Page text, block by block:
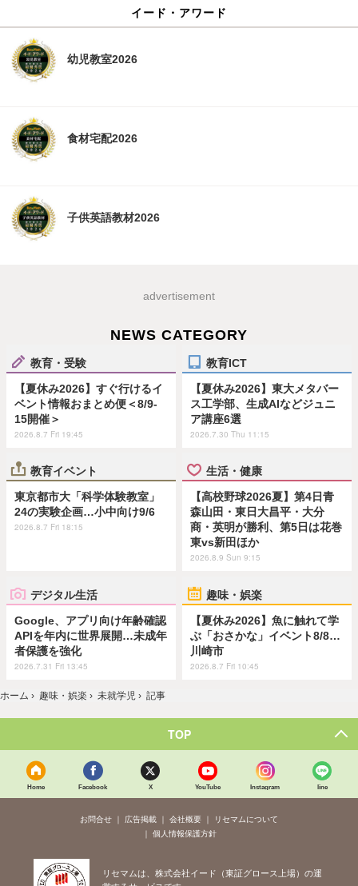
イード・アワード
幼児教室2026
食材宅配2026
子供英語教材2026
advertisement
NEWS CATEGORY
教育・受験
【夏休み2026】すぐ行けるイ
ベント情報おまとめ便＜8/9-
15開催＞
2026.8.7 Fri 19:45
教育ICT
【夏休み2026】東大メタバー
ス工学部、生成AIなどジュニ
ア講座6選
2026.7.30 Thu 11:15
教育イベント
東京都市大「科学体験教室」
24の実験企画…小中向け9/6
2026.8.7 Fri 18:15
生活・健康
【高校野球2026夏】第4日青
森山田・東日大昌平・大分
商・英明が勝利、第5日は花巻
東vs新田ほか
2026.8.9 Sun 9:15
デジタル生活
Google、アプリ向け年齢確認
APIを年内に世界展開…未成年
者保護を強化
2026.7.31 Fri 13:45
趣味・娯楽
【夏休み2026】魚に触れて学
ぶ「おさかな」イベント8/8…
川崎市
2026.8.7 Fri 10:45
ホーム › 趣味・娯楽 › 未就学児 › 記事
TOP
Home Facebook X YouTube Instagram line
お問合せ 広告掲載 会社概要
リセマムについて
個人情報保護方針
リセマムは、株式会社イード（東証グロース上場）の運